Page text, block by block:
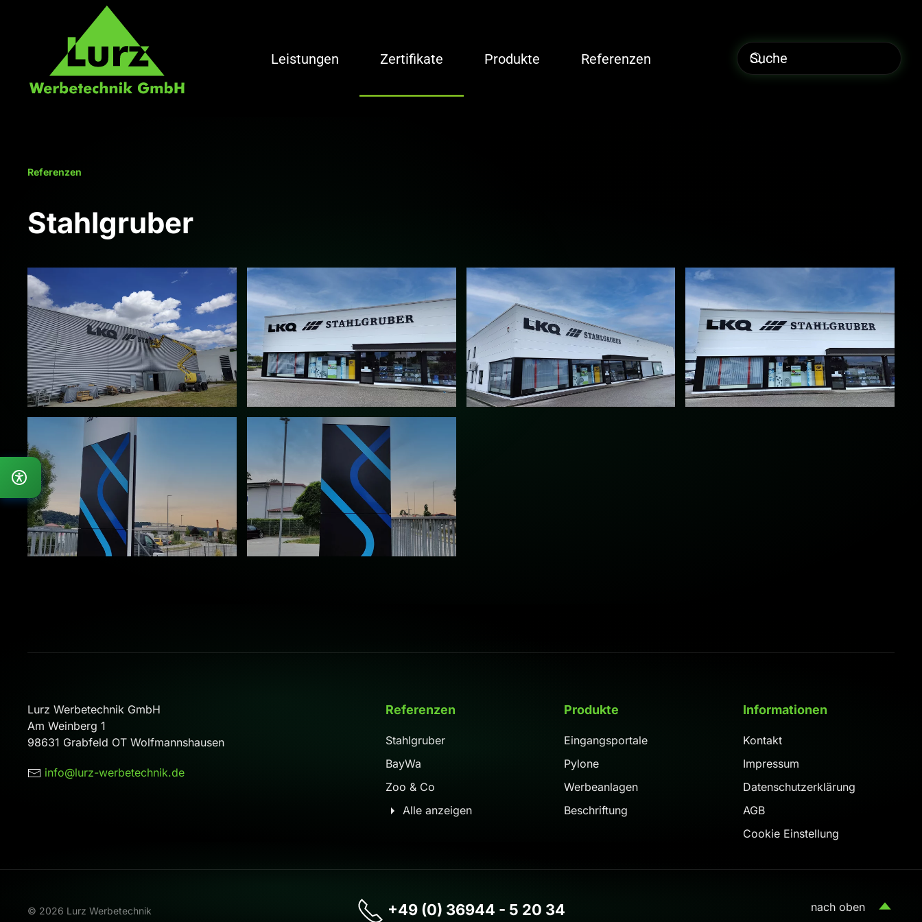
Zum Hauptinhalt springen
Leistungen Zertifikate Produkte Referenzen
Referenzen
Stahlgruber
Lurz Werbetechnik GmbH
Am Weinberg 1
98631 Grabfeld OT Wolfmannshausen
info@lurz-werbetechnik.de
Referenzen
Stahlgruber
BayWa
Zoo & Co
Alle anzeigen
Produkte
Eingangsportale
Pylone
Werbeanlagen
Beschriftung
Informationen
Kontakt
Impressum
Datenschutzerklärung
AGB
Cookie Einstellung
© 2026 Lurz Werbetechnik +49 (0) 36944 - 5 20 34 nach oben